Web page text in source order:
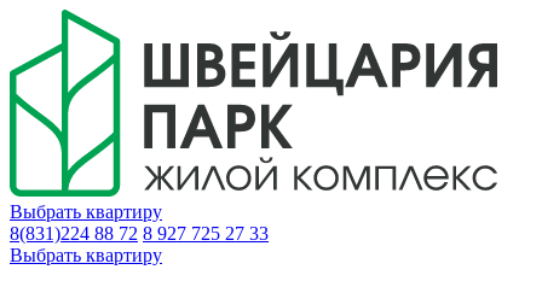
Выбрать квартиру
8(831)224 88 72 8 927 725 27 33
Выбрать квартиру